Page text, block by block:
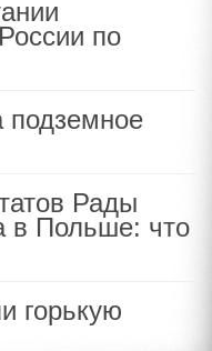
по
подземное
Рады
в Польше: что
горькую